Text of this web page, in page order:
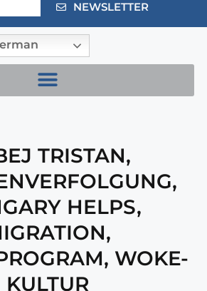
NEWSLETTER
TRISTAN,
,
HELPS,
,
, WOKE-
KULTUR